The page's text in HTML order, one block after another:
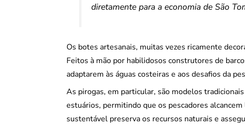
diretamente para a economia de São
Os botes artesanais, muitas vezes ricamente
Feitos à mão por habilidosos construtores de
adaptarem às águas costeiras e aos desafios da
As pirogas, em particular, são modelos
estuários, permitindo que os pescadores
sustentável preserva os recursos naturais e